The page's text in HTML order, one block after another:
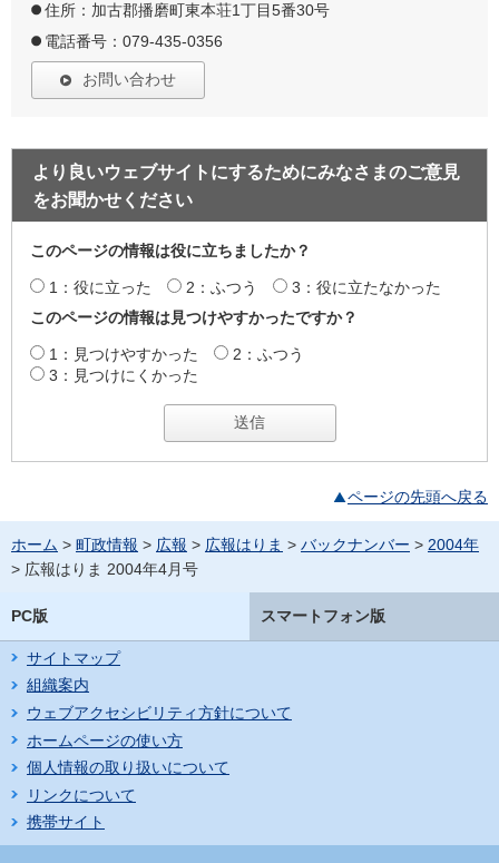
住所：加古郡播磨町東本荘1丁目5番30号
電話番号：079-435-0356
お問い合わせ
より良いウェブサイトにするためにみなさまのご意見
をお聞かせください
このページの情報は役に立ちましたか？
1：役に立った 2：ふつう
3：役に立たなかった
このページの情報は見つけやすかったですか？
1：見つけやすかった
2：ふつう
3：見つけにくかった
ページの先頭へ戻る
ホーム > 町政情報 > 広報 > 広報はりま > バックナンバー > 2004年
> 広報はりま 2004年4月号
PC版 スマートフォン版
サイトマップ
組織案内
ウェブアクセシビリティ方針について
ホームページの使い方
個人情報の取り扱いについて
リンクについて
携帯サイト